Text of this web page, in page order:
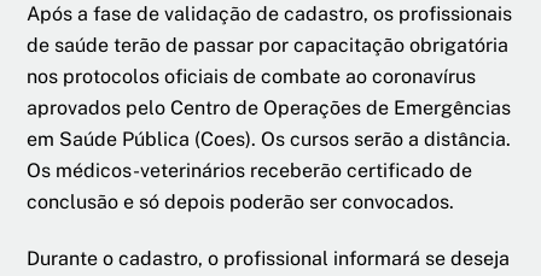
Após a fase de validação de cadastro, os profissionais
de saúde terão de passar por capacitação obrigatória
nos protocolos oficiais de combate ao coronavírus
aprovados pelo Centro de Operações de Emergências
em Saúde Pública (Coes). Os cursos serão a distância.
Os médicos-veterinários receberão certificado de
conclusão e só depois poderão ser convocados.
Durante o cadastro, o profissional informará se deseja